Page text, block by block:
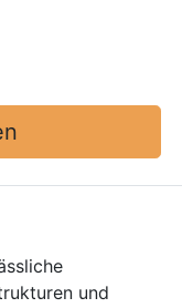
und